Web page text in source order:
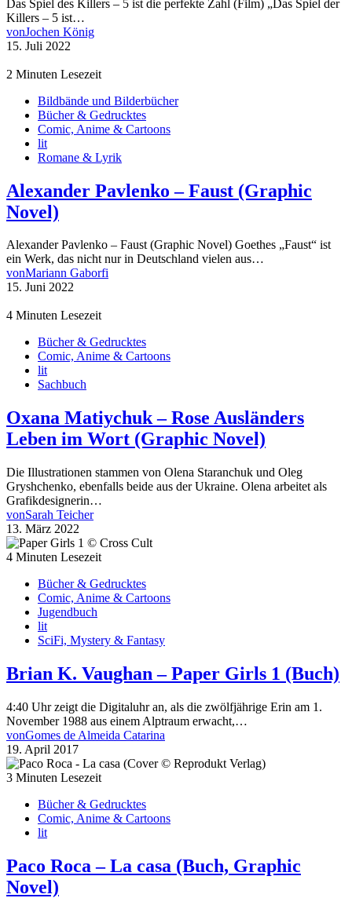
Das Spiel des Killers – 5 ist die perfekte Zahl (Film) „Das Spiel der
Killers – 5 ist…
vonJochen König
15. Juli 2022
2 Minuten Lesezeit
Bildbände und Bilderbücher
Bücher & Gedrucktes
Comic, Anime & Cartoons
lit
Romane & Lyrik
Alexander Pavlenko – Faust (Graphic
Novel)
Alexander Pavlenko – Faust (Graphic Novel) Goethes „Faust“ ist
ein Werk, das nicht nur in Deutschland vielen aus…
vonMariann Gaborfi
15. Juni 2022
4 Minuten Lesezeit
Bücher & Gedrucktes
Comic, Anime & Cartoons
lit
Sachbuch
Oxana Matiychuk – Rose Ausländers
Leben im Wort (Graphic Novel)
Die Illustrationen stammen von Olena Staranchuk und Oleg
Gryshchenko, ebenfalls beide aus der Ukraine. Olena arbeitet als
Grafikdesignerin…
vonSarah Teicher
13. März 2022
4 Minuten Lesezeit
Bücher & Gedrucktes
Comic, Anime & Cartoons
Jugendbuch
lit
SciFi, Mystery & Fantasy
Brian K. Vaughan – Paper Girls 1 (Buch)
4:40 Uhr zeigt die Digitaluhr an, als die zwölfjährige Erin am 1.
November 1988 aus einem Alptraum erwacht,…
vonGomes de Almeida Catarina
19. April 2017
3 Minuten Lesezeit
Bücher & Gedrucktes
Comic, Anime & Cartoons
lit
Paco Roca – La casa (Buch, Graphic
Novel)